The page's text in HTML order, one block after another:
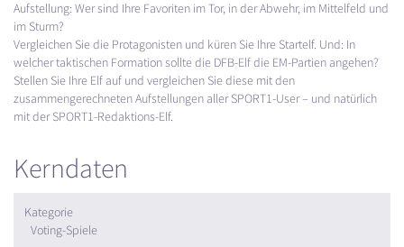
Aufstellung: Wer sind Ihre Favoriten im Tor, in der Abwehr, im Mittelfeld und
im Sturm?
Vergleichen Sie die Protagonisten und küren Sie Ihre Startelf. Und: In
welcher taktischen Formation sollte die DFB-Elf die EM-Partien angehen?
Stellen Sie Ihre Elf auf und vergleichen Sie diese mit den
zusammengerechneten Aufstellungen aller SPORT1-User – und natürlich
mit der SPORT1-Redaktions-Elf.
Kerndaten
Kategorie
Voting-Spiele